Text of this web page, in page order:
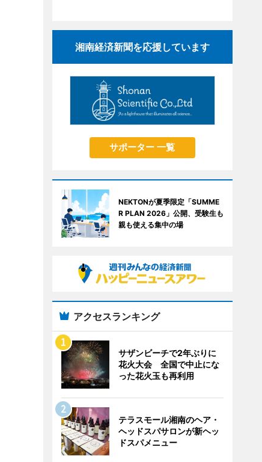
湘南経済新聞を応援しています
サポーター 一覧
NEKTONが夏季限定「SUMME
R PLAN 2026」公開、受験生も
親も使える集中の場
アクセスランキング
サザンビーチで2年ぶりに
花火大会 全国で中止にな
った花火玉も再利用
テラスモール湘南のヘア・
ヘッドスパサロンが新ヘッ
ドスパメニュー